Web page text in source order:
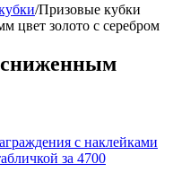
/Призовые кубки
цвет золото с серебром
с наклейками
за 4700